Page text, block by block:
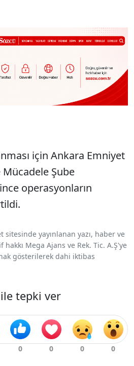
için Ankara Emniyet
Şube
operasyonların
yayınlanan yazı, haber ve
Mega Ajans ve Rek. Tic. A.Ş'ye
gösterilerek dahi iktibas
tepki ver